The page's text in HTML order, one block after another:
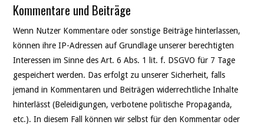
Kommentare und Beiträge
Wenn Nutzer Kommentare oder sonstige Beiträge hinterlassen,
können ihre IP-Adressen auf Grundlage unserer berechtigten
Interessen im Sinne des Art. 6 Abs. 1 lit. f. DSGVO für 7 Tage
gespeichert werden. Das erfolgt zu unserer Sicherheit, falls
jemand in Kommentaren und Beiträgen widerrechtliche Inhalte
hinterlässt (Beleidigungen, verbotene politische Propaganda,
etc.). In diesem Fall können wir selbst für den Kommentar oder